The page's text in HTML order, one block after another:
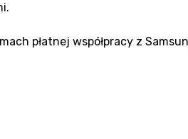
płatnej współpracy z